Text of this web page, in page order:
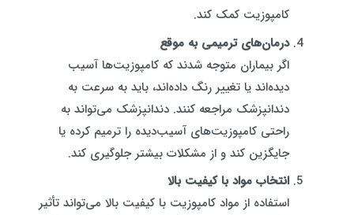
کامپوزیت کمک کند.
درمان‌های ترمیمی به موقع
اگر بیماران متوجه شدند که کامپوزیت‌ها آسیب
دیده‌اند یا تغییر رنگ داده‌اند، باید به سرعت به
دندانپزشک مراجعه کنند. دندانپزشک می‌تواند به
راحتی کامپوزیت‌های آسیب‌دیده را ترمیم کرده یا
جایگزین کند و از مشکلات بیشتر جلوگیری کند.
انتخاب مواد با کیفیت بالا
استفاده از مواد کامپوزیت با کیفیت بالا می‌تواند تأثیر